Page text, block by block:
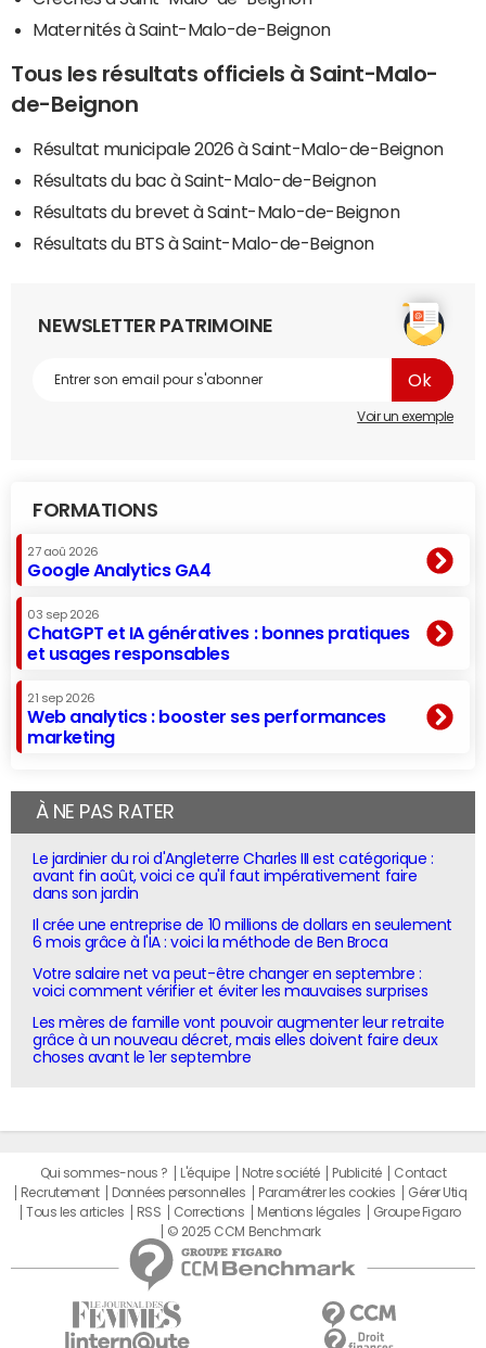
Maternités à Saint-Malo-de-Beignon
Tous les résultats officiels à Saint-Malo-
de-Beignon
Résultat municipale 2026 à Saint-Malo-de-Beignon
Résultats du bac à Saint-Malo-de-Beignon
Résultats du brevet à Saint-Malo-de-Beignon
Résultats du BTS à Saint-Malo-de-Beignon
NEWSLETTER PATRIMOINE
Voir un exemple
FORMATIONS
27 aoû 2026
Google Analytics GA4
03 sep 2026
ChatGPT et IA génératives : bonnes pratiques
et usages responsables
21 sep 2026
Web analytics : booster ses performances
marketing
À NE PAS RATER
Le jardinier du roi d'Angleterre Charles III est catégorique :
avant fin août, voici ce qu'il faut impérativement faire
dans son jardin
Il crée une entreprise de 10 millions de dollars en seulement
6 mois grâce à l'IA : voici la méthode de Ben Broca
Votre salaire net va peut-être changer en septembre :
voici comment vérifier et éviter les mauvaises surprises
Les mères de famille vont pouvoir augmenter leur retraite
grâce à un nouveau décret, mais elles doivent faire deux
choses avant le 1er septembre
Qui sommes-nous ? L'équipe Notre société Publicité
Contact
Recrutement
Données personnelles Paramétrer les cookies
Gérer Utiq
Tous les articles
RSS Corrections Mentions légales
Groupe Figaro
© 2025 CCM Benchmark